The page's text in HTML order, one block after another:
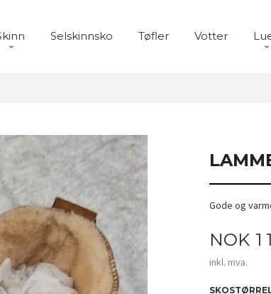
Selskinnsko Tøfler Votter
Gode og
Pris
NOK 1
inkl. mva.